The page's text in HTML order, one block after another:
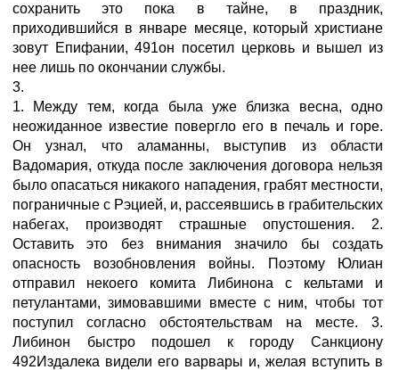
сохранить это пока в тайне, в праздник,
приходившийся в январе месяце, который христиане
зовут Епифании, 491он посетил церковь и вышел из
нее лишь по окончании службы.
3.
1. Между тем, когда была уже близка весна, одно
неожиданное известие повергло его в печаль и горе.
Он узнал, что аламанны, выступив из области
Вадомария, откуда после заключения договора нельзя
было опасаться никакого нападения, грабят местности,
пограничные с Рэцией, и, рассеявшись в грабительских
набегах, производят страшные опустошения. 2.
Оставить это без внимания значило бы создать
опасность возобновления войны. Поэтому Юлиан
отправил некоего комита Либинона с кельтами и
петулантами, зимовавшими вместе с ним, чтобы тот
поступил согласно обстоятельствам на месте. 3.
Либинон быстро подошел к городу Санкциону
492Издалека видели его варвары и, желая вступить в